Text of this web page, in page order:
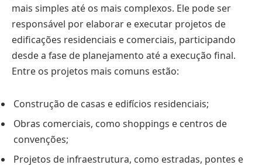
mais simples até os mais complexos. Ele pode ser
responsável por elaborar e executar projetos de
edificações residenciais e comerciais, participando
desde a fase de planejamento até a execução final.
Entre os projetos mais comuns estão:
Construção de casas e edifícios residenciais;
Obras comerciais, como shoppings e centros de
convenções;
Projetos de infraestrutura, como estradas, pontes e